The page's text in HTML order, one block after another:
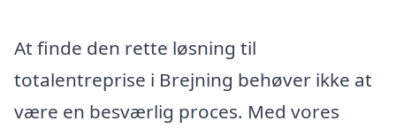
At finde den rette løsning til
totalentreprise i Brejning behøver ikke at
være en besværlig proces. Med vores